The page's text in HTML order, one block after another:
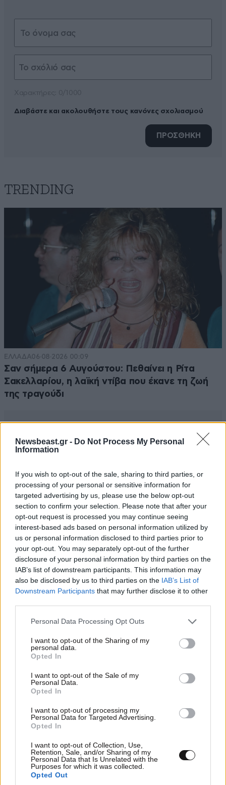
Newsbeast.gr - Do Not Process My Personal
Information
If you wish to opt-out of the sale, sharing to third parties, or
processing of your personal or sensitive information for
targeted advertising by us, please use the below opt-out
section to confirm your selection. Please note that after your
opt-out request is processed you may continue seeing
interest-based ads based on personal information utilized by
us or personal information disclosed to third parties prior to
your opt-out. You may separately opt-out of the further
disclosure of your personal information by third parties on the
IAB’s list of downstream participants. This information may
also be disclosed by us to third parties on the IAB’s List of
Downstream Participants that may further disclose it to other
Please note that this website/app uses one or more Google
not limited to your visit or usage behaviour. You may click to
grant or deny consent to Google and its third-party tags to
use your data for below specified purposes in below Google
consent section.
Personal Data Processing Opt Outs
I want to opt-out of the Sharing of my
personal data.
Opted In
I want to opt-out of the Sale of my
Personal Data.
Opted In
I want to opt-out of processing my
Personal Data for Targeted Advertising.
Opted In
I want to opt-out of Collection, Use,
Retention, Sale, and/or Sharing of my
Personal Data that Is Unrelated with the
Purposes for which it was collected.
Opted Out
Διαβάστε και ακολουθήστε τους κανόνες σχολιασμού
ΠΡΟΣΘΗΚΗ
TRENDING
ΕΛΛΑΔΑ06·08·2026 00:09
Σαν σήμερα 6 Αυγούστου: Πεθαίνει η Ρίτα
Σακελλαρίου, η λαϊκή ντίβα που έκανε τη ζωή
της τραγούδι